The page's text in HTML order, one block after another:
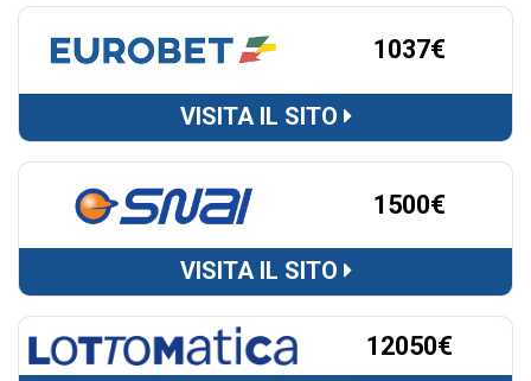
1037€
VISITA IL SITO
1500€
VISITA IL SITO
12050€